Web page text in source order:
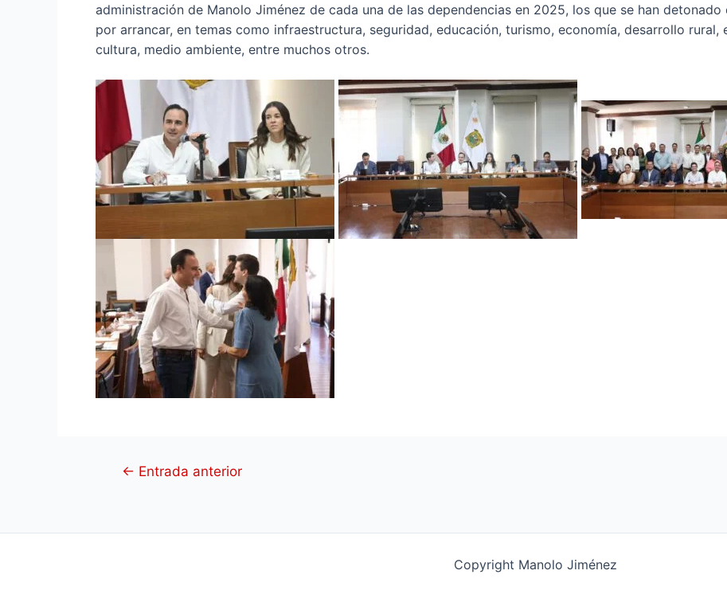
administración de Manolo Jiménez de cada una de las dependencias en 2025, los que se han
por arrancar, en temas como infraestructura, seguridad, educación, turismo, economía, desarrollo rural,
cultura, medio ambiente, entre muchos otros.
← Entrada anterior
Copyright Manolo Jiménez